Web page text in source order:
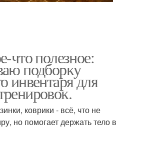
что полезное:
подборку
инвентаря для
коврики - всё, что не
но помогает держать тело в